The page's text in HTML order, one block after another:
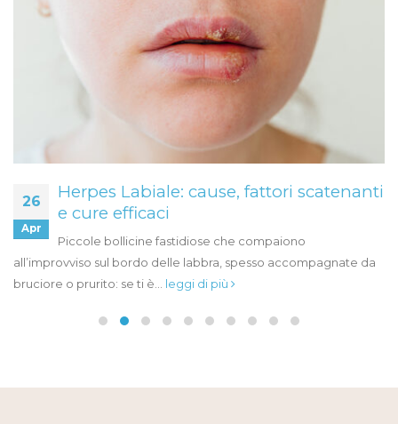
26
Apr
Herpes Labiale: cause, fattori scatenanti
e cure efficaci
Piccole bollicine fastidiose che compaiono
all’improvviso sul bordo delle labbra, spesso accompagnate da
bruciore o prurito: se ti è... leggi di più